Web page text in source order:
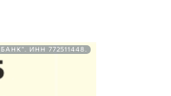
ИНН 772511448.